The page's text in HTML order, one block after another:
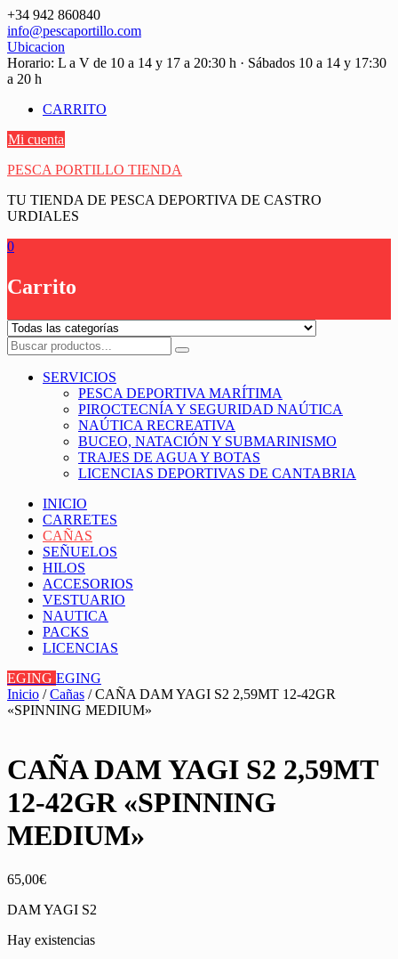
Saltar
contenido
+34 942 860840
info@pescaportillo.com
Ubicacion
Horario: L a V de 10 a 14 y 17 a 20:30 h · Sábados 10 a 14 y 17:30
a 20 h
CARRITO
Mi cuenta
PESCA PORTILLO TIENDA
TU TIENDA DE PESCA DEPORTIVA DE CASTRO
URDIALES
0
Carrito
SERVICIOS
PESCA DEPORTIVA MARÍTIMA
PIROCTECNÍA Y SEGURIDAD NAÚTICA
NAÚTICA RECREATIVA
BUCEO, NATACIÓN Y SUBMARINISMO
TRAJES DE AGUA Y BOTAS
LICENCIAS DEPORTIVAS DE CANTABRIA
INICIO
CARRETES
CAÑAS
SEÑUELOS
HILOS
ACCESORIOS
VESTUARIO
NAUTICA
PACKS
LICENCIAS
EGING EGING
Inicio /Cañas / CAÑA DAM YAGI S2 2,59MT 12-42GR
«SPINNING MEDIUM»
CAÑA DAM YAGI S2 2,59MT
12-42GR «SPINNING
MEDIUM»
65,00€
DAM YAGI S2
Hay existencias